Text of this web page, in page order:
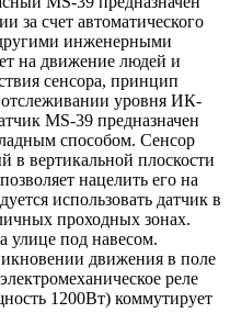
за счет автоматического
инженерными
на движение людей и
сенсора, принцип
отслеживании уровня ИК-
MS-39 предназначен
способом. Сенсор
в вертикальной плоскости
нацелить его на
использовать датчик в
проходных зонах.
улице под навесом.
движения в поле
реле
1200Вт) коммутирует